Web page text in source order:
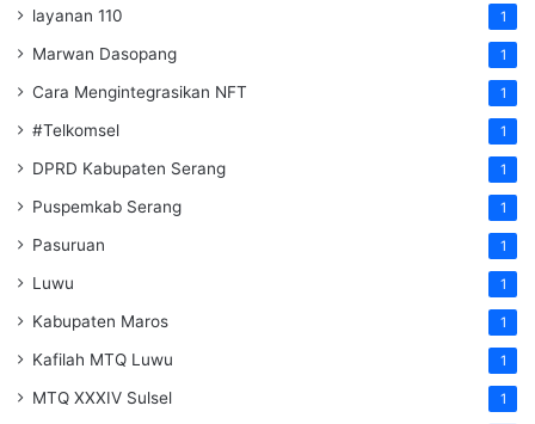
layanan 110 1
Marwan Dasopang 1
Cara Mengintegrasikan NFT 1
#Telkomsel 1
DPRD Kabupaten Serang 1
Puspemkab Serang 1
Pasuruan 1
Luwu 1
Kabupaten Maros 1
Kafilah MTQ Luwu 1
MTQ XXXIV Sulsel 1